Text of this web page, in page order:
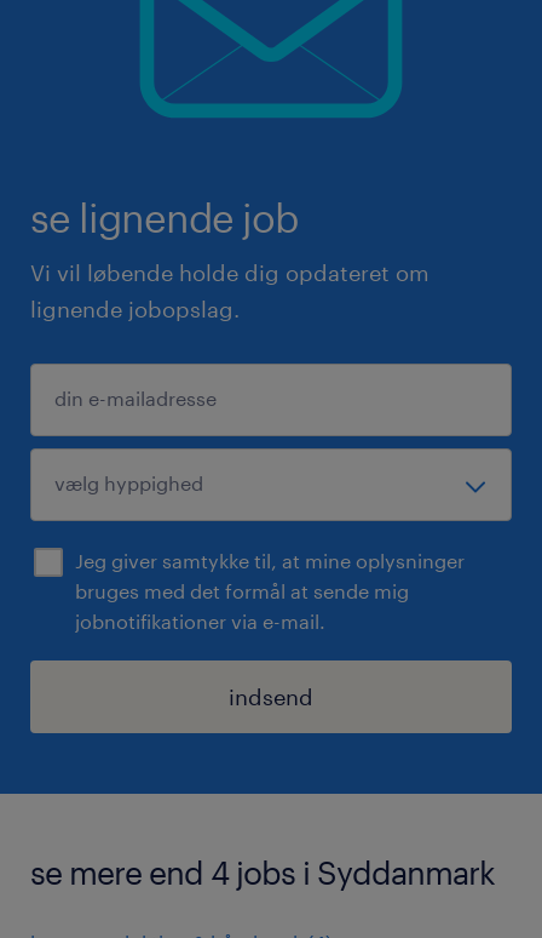
se lignende job
Vi vil løbende holde dig opdateret om
lignende jobopslag.
Jeg giver samtykke til, at mine oplysninger
bruges med det formål at sende mig
jobnotifikationer via e-mail.
indsend
se mere end 4 jobs i Syddanmark